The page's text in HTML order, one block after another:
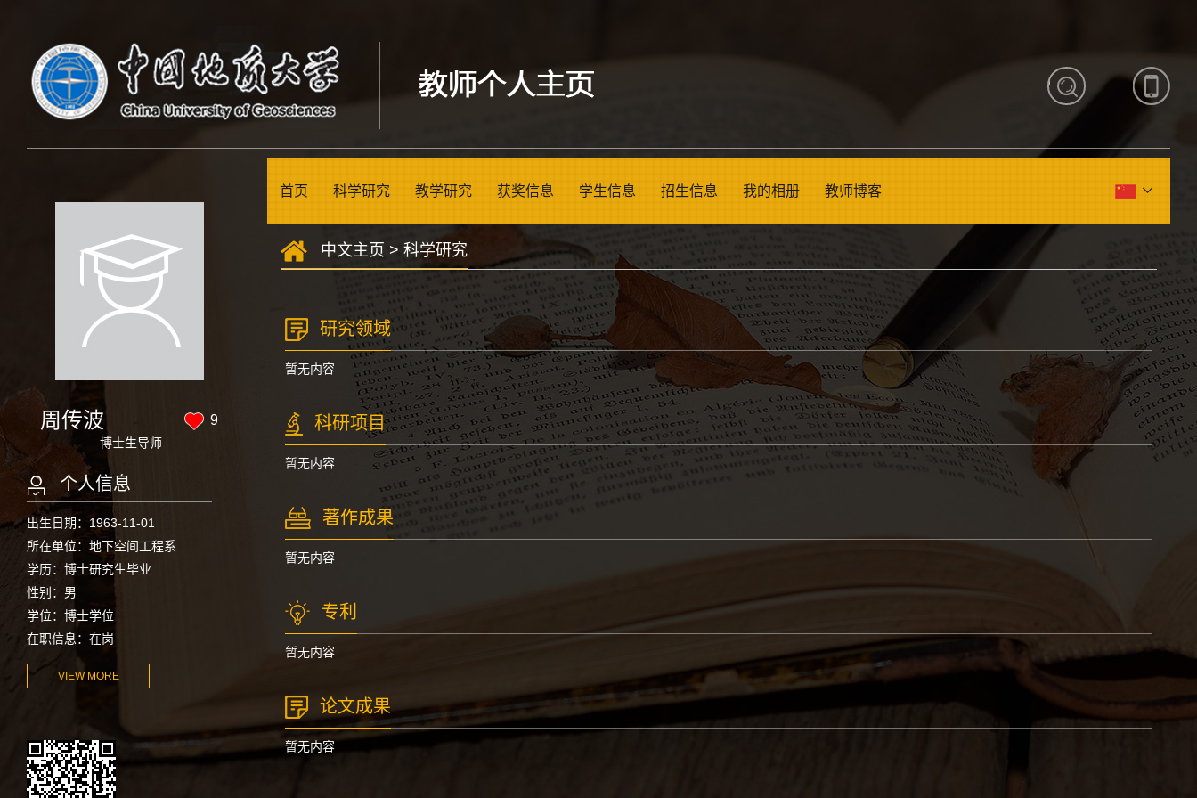
周传波 9
博士生导师
个人信息
出生日期：1963-11-01
所在单位：地下空间工程系
学历：博士研究生毕业
性别：男
学位：博士学位
在职信息：在岗
VIEW MORE
首页 科学研究 教学研究 获奖信息 学生信息 招生信息 我的相册 教师博客
中文主页 > 科学研究
研究领域
暂无内容
科研项目
暂无内容
著作成果
暂无内容
专利
暂无内容
论文成果
暂无内容